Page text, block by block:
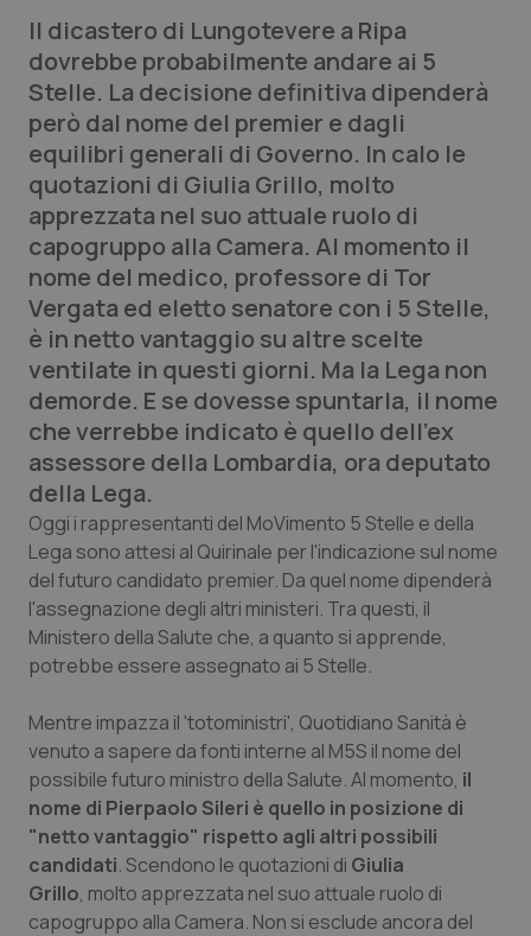
Abruzzo
Basilicata
Calabria
Campania
Emilia-Romagna
Friuli Venezia Giulia
Lazio
Liguria
Lombardia
Marche
Molise
Piemonte
Provincia Autonoma di Bolzano
Provincia Autonoma di Trento
Puglia
QS Pro Gold
Artrite & artrosi
Asma & BPCO
Car-T
Colesterolo & coronaropatie
Dermatite Atopica
Diabete & glucometri
Disturbi dell’umore
Dolore
Donna & Salute
Epatiti
HIV
Infezioni & Febbre
Ipertensione & Scompenso
Malattie rare
QS Club Newsletter
Il dicastero di Lungotevere a Ripa
dovrebbe probabilmente andare ai 5
Stelle. La decisione definitiva dipenderà
però dal nome del premier e dagli
equilibri generali di Governo. In calo le
quotazioni di Giulia Grillo, molto
apprezzata nel suo attuale ruolo di
capogruppo alla Camera. Al momento il
nome del medico, professore di Tor
Vergata ed eletto senatore con i 5 Stelle,
è in netto vantaggio su altre scelte
ventilate in questi giorni. Ma la Lega non
demorde. E se dovesse spuntarla, il nome
che verrebbe indicato è quello dell'ex
assessore della Lombardia, ora deputato
della Lega.
Oggi i rappresentanti del MoVimento 5 Stelle e della
Lega sono attesi al Quirinale per l'indicazione sul nome
del futuro candidato premier. Da quel nome dipenderà
l'assegnazione degli altri ministeri. Tra questi, il
Ministero della Salute che, a quanto si apprende,
potrebbe essere assegnato ai 5 Stelle.
Mentre impazza il 'totoministri', Quotidiano Sanità è
venuto a sapere da fonti interne al M5S il nome del
possibile futuro ministro della Salute. Al momento, il
nome di Pierpaolo Sileri è quello in posizione di
"netto vantaggio" rispetto agli altri possibili
candidati. Scendono le quotazioni di Giulia
Grillo, molto apprezzata nel suo attuale ruolo di
capogruppo alla Camera. Non si esclude ancora del